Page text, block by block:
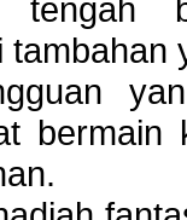
bermain